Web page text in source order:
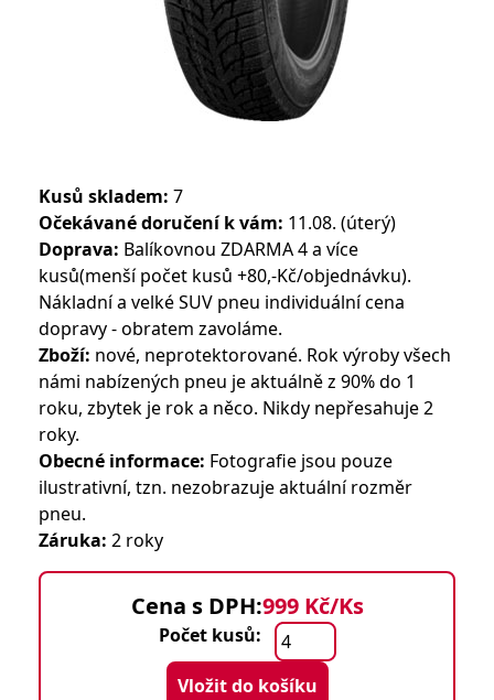
Kusů skladem: 7
Očekávané doručení k vám: 11.08. (úterý)
Doprava: Balíkovnou ZDARMA 4 a více
kusů(menší počet kusů +80,-Kč/objednávku).
Nákladní a velké SUV pneu individuální cena
dopravy - obratem zavoláme.
Zboží: nové, neprotektorované. Rok výroby všech
námi nabízených pneu je aktuálně z 90% do 1
roku, zbytek je rok a něco. Nikdy nepřesahuje 2
roky.
Obecné informace: Fotografie jsou pouze
ilustrativní, tzn. nezobrazuje aktuální rozměr
pneu.
Záruka: 2 roky
Cena s DPH:999 Kč/Ks
Počet kusů:
Vložit do košíku